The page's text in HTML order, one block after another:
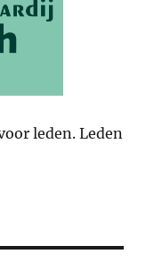
leden. Leden